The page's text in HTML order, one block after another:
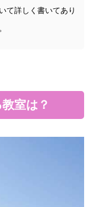
て詳しく書いてあり
室は？